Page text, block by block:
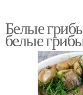
Белые
белые